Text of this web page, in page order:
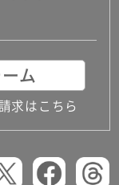
ム
求はこちら